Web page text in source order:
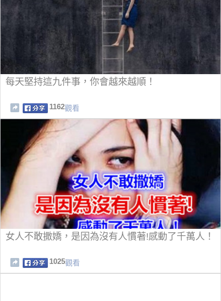
每天堅持這九件事，你會越來越順！
1162觀看
女人不敢撒嬌，是因為沒有人慣著!感動了千萬人！
1025觀看